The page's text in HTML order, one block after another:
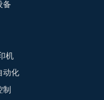
备
机
动化
制